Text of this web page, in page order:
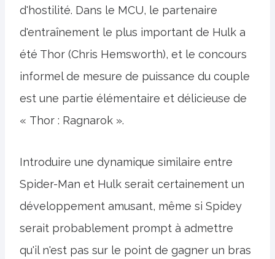
d'hostilité. Dans le MCU, le partenaire
d'entraînement le plus important de Hulk a
été Thor (Chris Hemsworth), et le concours
informel de mesure de puissance du couple
est une partie élémentaire et délicieuse de
« Thor : Ragnarok ».
Introduire une dynamique similaire entre
Spider-Man et Hulk serait certainement un
développement amusant, même si Spidey
serait probablement prompt à admettre
qu'il n'est pas sur le point de gagner un bras